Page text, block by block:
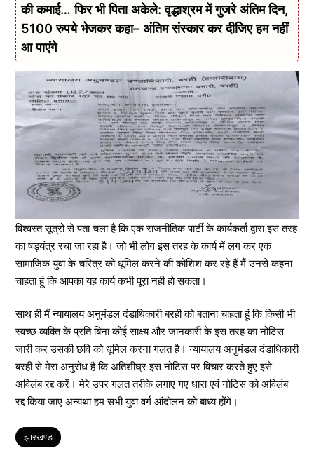
की कमाई… फिर भी पिता अकेले: वृद्धाश्रम में गुजरे अंतिम दिन,
5100 रुपये भेजकर कहा– अंतिम संस्कार कर दीजिए हम नहीं
आ पाएंगे
विश्वस्त सूत्रों से पता चला है कि एक राजनीतिक पार्टी के कार्यकर्ता द्वारा इस तरह
का षड्यंत्र रचा जा रहा है। जो भी लोग इस तरह के कार्य में लग कर एक
सामाजिक युवा के चरित्र को धूमिल करने की कोशिश कर रहे हैं मैं उनसे कहना
चाहता हूं कि आपका यह कार्य कभी पूरा नही हो सकता।
साथ ही मैं न्यायालय अनुमंडल दंडाधिकारी बरही को बताना चाहता हूं कि किसी भी
स्वच्छ व्यक्ति के प्रति बिना कोई साक्ष्य और जानकारी के इस तरह का नोटिस
जारी कर उसकी छवि को धूमिल करना गलत है। न्यायालय अनुमंडल दंडाधिकारी
बरही से मेरा अनुरोध है कि अतिशीघ्र इस नोटिस पर विचार करते हुए इसे
अविलंब रद्द करें। मेरे उपर गलत तरीके लगाए गए धारा एवं नोटिस को अविलंब
रद्द किया जाए अन्यथा हम सभी युवा वर्ग आंदोलन को बाध्य होंगे।
Tags
झारखण्ड